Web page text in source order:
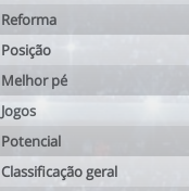
Reforma
Posição
Melhor pé
Jogos
Potencial
Classificação geral